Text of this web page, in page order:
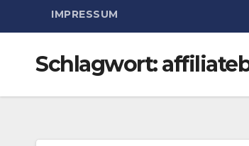
IMPRESSUM
Schlagwort: